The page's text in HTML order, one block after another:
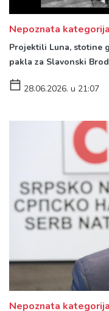
Nepoznata kategorija
Projektili Luna, stotine
pakla za Slavonski
28.06.2026. u 21:07
Nepoznata kategorija